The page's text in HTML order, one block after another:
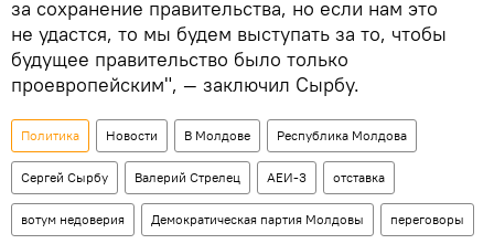
за сохранение правительства, но если нам это
не удастся, то мы будем выступать за то, чтобы
будущее правительство было только
проевропейским", — заключил Сырбу.
Политика Новости В Молдове Республика Молдова
Сергей Сырбу Валерий Стрелец АЕИ-3 отставка
вотум недоверия Демократическая партия Молдовы переговоры